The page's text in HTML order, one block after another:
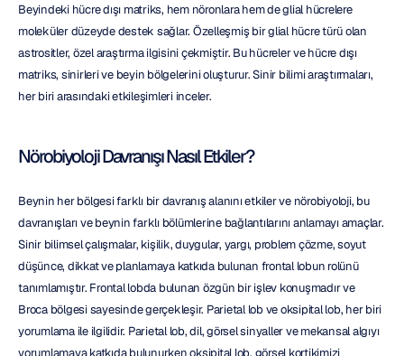
Beyindeki hücre dışı matriks, hem nöronlara hem de glial hücrelere
moleküler düzeyde destek sağlar. Özelleşmiş bir glial hücre türü olan
astrositler, özel araştırma ilgisini çekmiştir. Bu hücreler ve hücre dışı
matriks, sinirleri ve beyin bölgelerini oluşturur. Sinir bilimi araştırmaları,
her biri arasındaki etkileşimleri inceler.
Nörobiyoloji Davranışı Nasıl Etkiler?
Beynin her bölgesi farklı bir davranış alanını etkiler ve nörobiyoloji, bu
davranışları ve beynin farklı bölümlerine bağlantılarını anlamayı amaçlar.
Sinir bilimsel çalışmalar, kişilik, duygular, yargı, problem çözme, soyut
düşünce, dikkat ve planlamaya katkıda bulunan frontal lobun rolünü
tanımlamıştır. Frontal lobda bulunan özgün bir işlev konuşmadır ve
Broca bölgesi sayesinde gerçekleşir. Parietal lob ve oksipital lob, her biri
yorumlama ile ilgilidir. Parietal lob, dil, görsel sinyaller ve mekansal algıyı
yorumlamaya katkıda bulunurken oksipital lob, görsel kortikimizi